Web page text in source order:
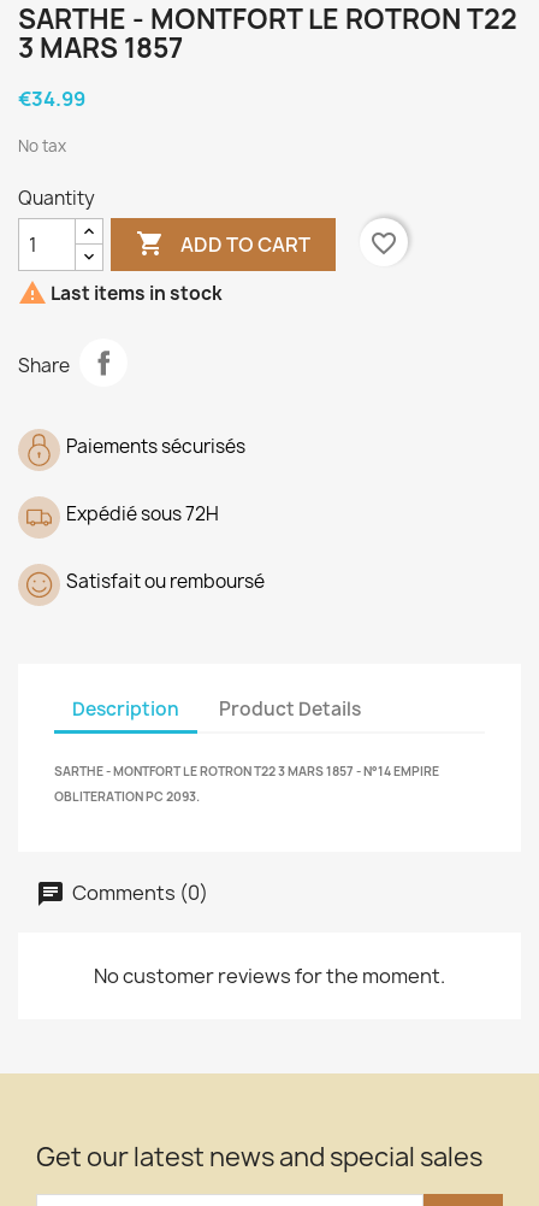
SARTHE - MONTFORT LE ROTRON T22
3 MARS 1857
€34.99
No tax
Quantity
 ADD TO CART
favorite_border
 Last items in stock
Share
Paiements sécurisés
Expédié sous 72H
Satisfait ou remboursé
Description Product Details
SARTHE - MONTFORT LE ROTRON T22 3 MARS 1857 - N°14 EMPIRE
OBLITERATION PC 2093.
Comments (0)
No customer reviews for the moment.
Get our latest news and special sales